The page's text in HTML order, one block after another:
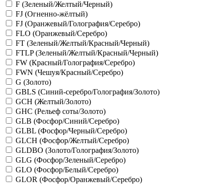
F (Зеленый/Желтый/Черный)
FJ (Огненно-жёлтый)
FJ (Оранжевый/Голография/Серебро)
FLO (Оранжевый/Серебро)
FT (Зеленый/Желтый/Красный/Черный)
FTLP (Зеленый/Желтый/Красный/Черный)
FW (Красный/Голография/Серебро)
FWN (Чешуя/Красный/Серебро)
G (Золото)
GBLS (Синий-серебро/Голография/Золото)
GCH (Желтый/Золото)
GHC (Рельеф соты/Золото)
GLB (Фосфор/Синий/Серебро)
GLBL (Фосфор/Черный/Серебро)
GLCH (Фосфор/Желтый/Серебро)
GLDBO (Золото/Голография/Золото)
GLG (Фосфор/Зеленый/Серебро)
GLO (Фосфор/Белый/Серебро)
GLOR (Фосфор/Оранжевый/Серебро)